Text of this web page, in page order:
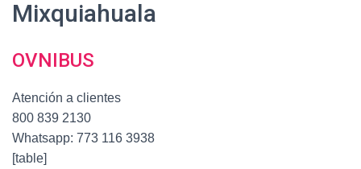
Mixquiahuala
OVNIBUS
Atención a clientes
800 839 2130
Whatsapp: 773 116 3938
[table]